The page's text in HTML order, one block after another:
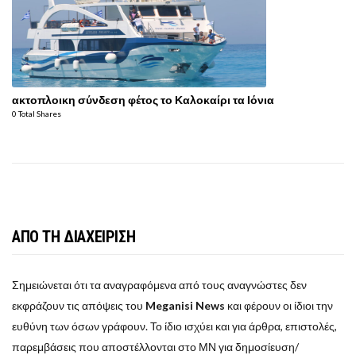
ακτοπλοικη σύνδεση φέτος το Καλοκαίρι τα Ιόνια
0 Total Shares
ΑΠΟ ΤΗ ΔΙΑΧΕΙΡΙΣΗ
Σημειώνεται ότι τα αναγραφόμενα από τους αναγνώστες δεν
εκφράζουν τις απόψεις του Meganisi News και φέρουν οι ίδιοι την
ευθύνη των όσων γράφουν. Το ίδιο ισχύει και για άρθρα, επιστολές,
παρεμβάσεις που αποστέλλονται στο ΜΝ για δημοσίευση/